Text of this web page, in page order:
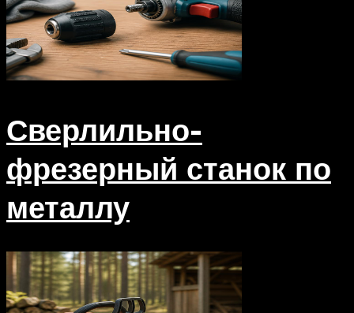
Сверлильно-
фрезерный станок по
металлу